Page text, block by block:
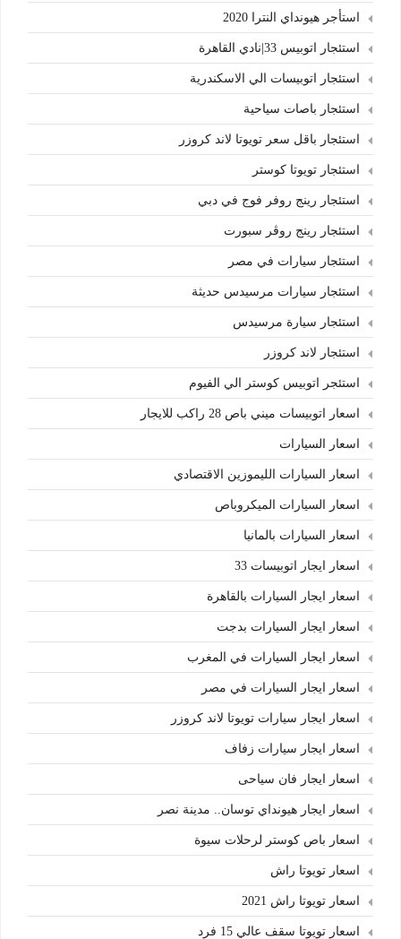
استأجر هيونداي النترا 2020
استئجار اتوبيس 33|نادي القاهرة
استئجار اتوبيسات الي الاسكندرية
استئجار باصات سياحية
استئجار باقل سعر تويوتا لاند كروزر
استئجار تويوتا كوستر
استئجار رينج روفر فوج في دبي
استئجار رينج روڤر سبورت
استئجار سيارات في مصر
استئجار سيارات مرسيدس حديثة
استئجار سيارة مرسيدس
استئجار لاند كروزر
استئجر اتوبيس كوستر الي الفيوم
اسعار اتوبيسات ميني باص 28 راكب للايجار
اسعار السيارات
اسعار السيارات الليموزين الاقتصادي
اسعار السيارات الميكروباص
اسعار السيارات بالمانيا
اسعار ايجار اتوبيسات 33
اسعار ايجار السيارات بالقاهرة
اسعار ايجار السيارات بدجت
اسعار ايجار السيارات في المغرب
اسعار ايجار السيارات في مصر
اسعار ايجار سيارات تويوتا لاند كروزر
اسعار ايجار سيارات زفاف
اسعار ايجار فان سياحى
اسعار ايجار هيونداي توسان.. مدينة نصر
اسعار باص كوستر لرحلات سيوة
اسعار تويوتا راش
اسعار تويوتا راش 2021
اسعار تويوتا سقف عالي 15 فرد